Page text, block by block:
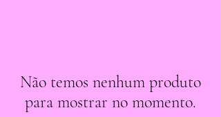
Não temos nenhum produto
para mostrar no momento.